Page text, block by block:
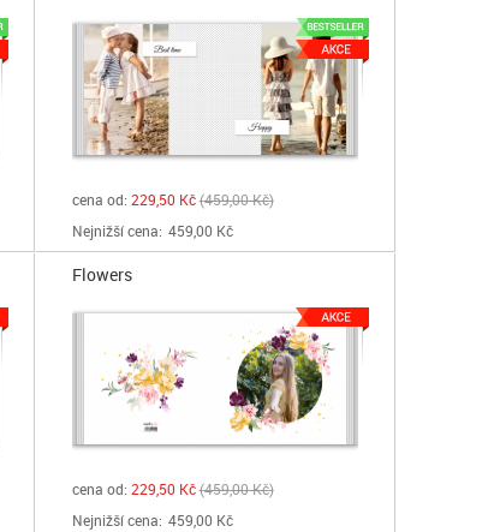
cena od: 229,50 Kč 459,00 Kč
Nejnižší cena: 459,00 Kč
Flowers
cena od: 229,50 Kč 459,00 Kč
Nejnižší cena: 459,00 Kč